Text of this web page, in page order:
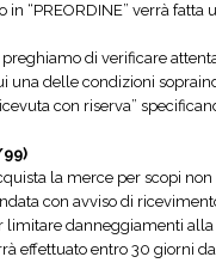
in “PREORDINE” verrà
di verificare
una delle condizioni
con riserva”
99)
la merce per scopi
con avviso di
danneggiamenti
effettuato entro 30 giorni